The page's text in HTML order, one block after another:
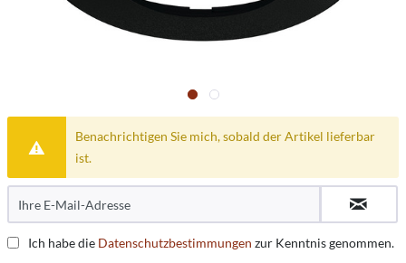
Benachrichtigen Sie mich, sobald der Artikel lieferbar
ist.
Ich habe die Datenschutzbestimmungen zur Kenntnis genommen.